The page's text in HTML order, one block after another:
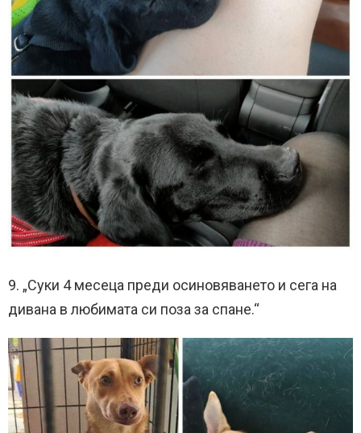
9. „Суки 4 месеца преди осиновяването и сега на
дивана в любимата си поза за спане.“